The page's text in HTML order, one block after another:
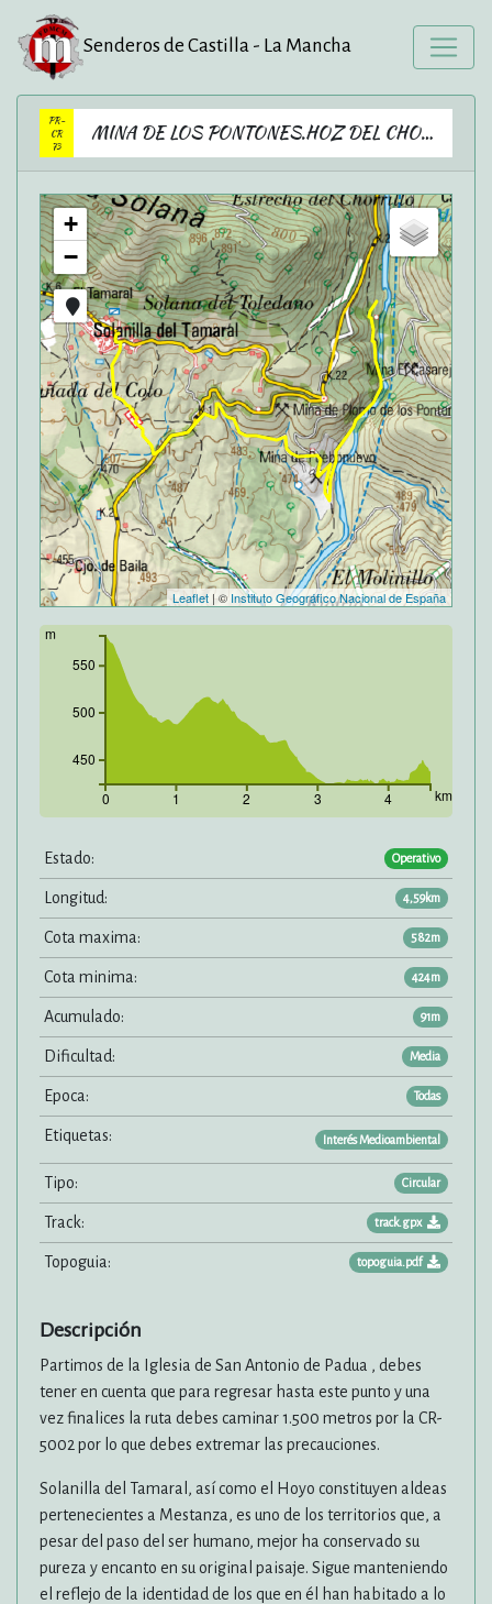
Senderos de Castilla - La Mancha
PR-
CR
73
MINA DE LOS PONTONES.HOZ DEL CHORRILLO
+
−
Leaflet | © Instituto Geográfico Nacional de España
0 1 2 3 4 km
450
500
550
m
Estado: Operativo
Longitud: 4,59km
Cota maxima: 582m
Cota minima: 424m
Acumulado: 91m
Dificultad: Media
Epoca: Todas
Etiquetas: Interés Medioambiental
Tipo: Circular
Track: track.gpx
Topoguia: topoguia.pdf
Descripción
Partimos de la Iglesia de San Antonio de Padua , debes
tener en cuenta que para regresar hasta este punto y una
vez finalices la ruta debes caminar 1.500 metros por la CR-
5002 por lo que debes extremar las precauciones.
Solanilla del Tamaral, así como el Hoyo constituyen aldeas
pertenecientes a Mestanza, es uno de los territorios que, a
pesar del paso del ser humano, mejor ha conservado su
pureza y encanto en su original paisaje. Sigue manteniendo
el reflejo de la identidad de los que en él han habitado a lo